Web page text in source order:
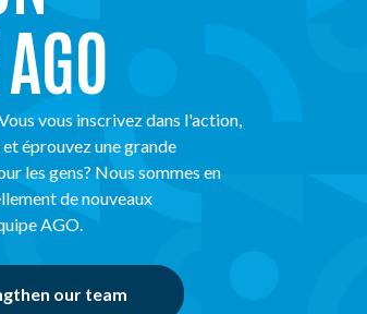
vous inscrivez dans l'action,
éprouvez une grande
les gens? Nous sommes en
de nouveaux
AGO.
our team